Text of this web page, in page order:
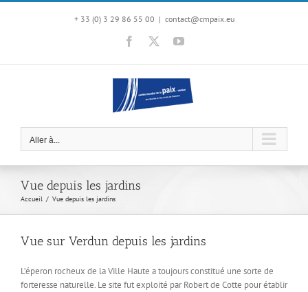
Passer
+ 33 (0) 3 29 86 55 00 | contact@cmpaix.eu
Facebook YouTube
Aller à...
Vue depuis les jardins
Accueil Vue depuis les jardins
Vue sur Verdun depuis les jardins
L’éperon rocheux de la Ville Haute a toujours constitué une sorte de
forteresse naturelle. Le site fut exploité par Robert de Cotte pour établir